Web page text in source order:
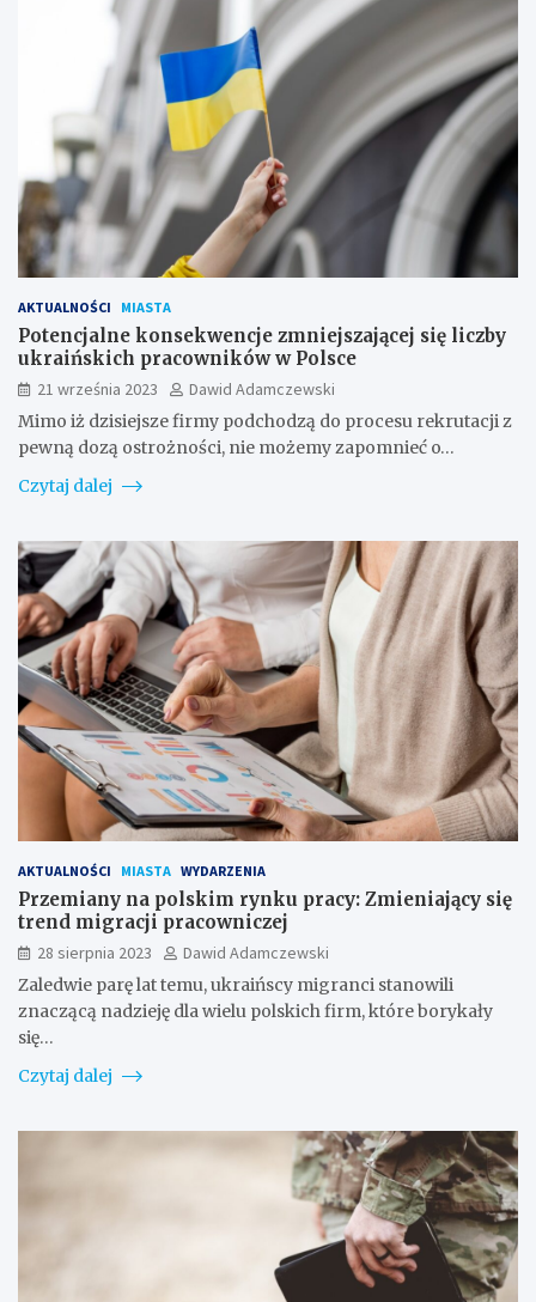
AKTUALNOŚCI MIASTA
Potencjalne konsekwencje zmniejszającej się liczby
ukraińskich pracowników w Polsce
21 września 2023
Dawid Adamczewski
Mimo iż dzisiejsze firmy podchodzą do procesu rekrutacji z
pewną dozą ostrożności, nie możemy zapomnieć o…
Czytaj dalej
AKTUALNOŚCI MIASTA WYDARZENIA
Przemiany na polskim rynku pracy: Zmieniający się
trend migracji pracowniczej
28 sierpnia 2023
Dawid Adamczewski
Zaledwie parę lat temu, ukraińscy migranci stanowili
znaczącą nadzieję dla wielu polskich firm, które borykały
się…
Czytaj dalej